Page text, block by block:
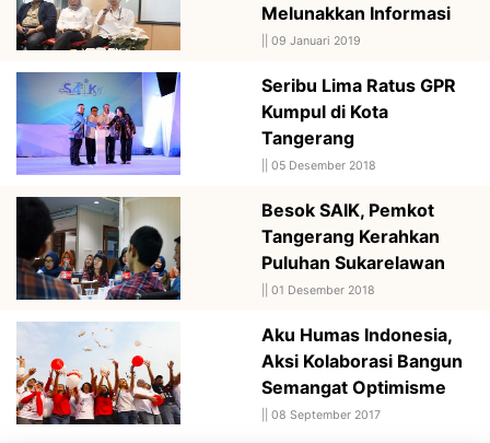
Melunakkan Informasi
09 Januari 2019
Seribu Lima Ratus GPR
Kumpul di Kota
Tangerang
05 Desember 2018
Besok SAIK, Pemkot
Tangerang Kerahkan
Puluhan Sukarelawan
01 Desember 2018
Aku Humas Indonesia,
Aksi Kolaborasi Bangun
Semangat Optimisme
08 September 2017